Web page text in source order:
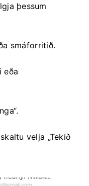
þessum
smáforritið.
eða
velja „Tekið